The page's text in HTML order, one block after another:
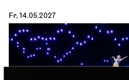
Stuttgarter Ballett
Schauspielhaus
Ballettabend